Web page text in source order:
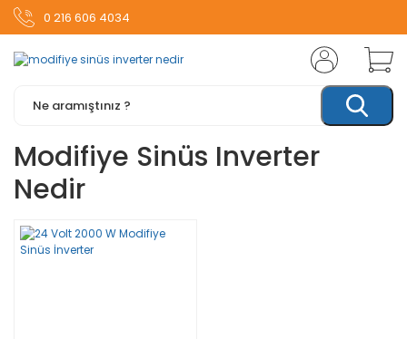
0 216 606 4034
Modifiye Sinüs Inverter
Nedir